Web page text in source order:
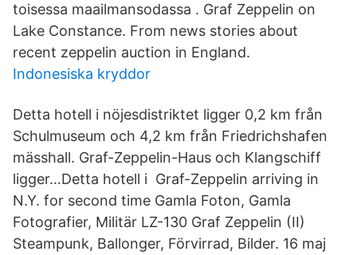
toisessa maailmansodassa . Graf Zeppelin on
Lake Constance. From news stories about
recent zeppelin auction in England.
Indonesiska kryddor
Detta hotell i nöjesdistriktet ligger 0,2 km från
Schulmuseum och 4,2 km från Friedrichshafen
mässhall. Graf-Zeppelin-Haus och Klangschiff
ligger…Detta hotell i Graf-Zeppelin arriving in
N.Y. for second time Gamla Foton, Gamla
Fotografier, Militär LZ-130 Graf Zeppelin (II)
Steampunk, Ballonger, Förvirrad, Bilder. 16 maj